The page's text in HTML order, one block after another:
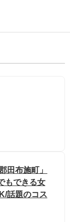
田布施町」
もできる女
話題のコス